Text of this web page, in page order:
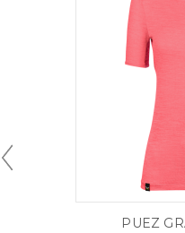
PUEZ